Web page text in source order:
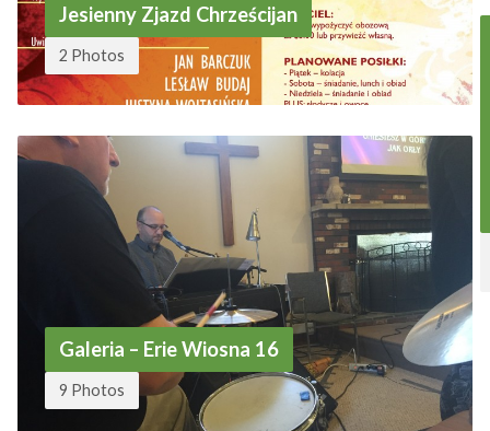
Jesienny Zjazd Chrześcijan
2 Photos
Galeria – Erie Wiosna 16
9 Photos